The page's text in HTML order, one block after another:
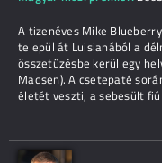
A tizenéves Mike
települ át Luisianából a
összetűzésbe kerül egy
Madsen). A csetepaté
életét veszti, a sebesült